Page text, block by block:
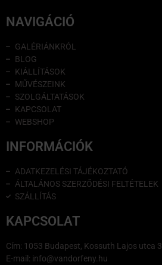
NAVIGÁCIÓ
GALÉRIÁNKRÓL
BLOG
KIÁLLÍTÁSOK
MŰVÉSZEINK
SZOLGÁLTATÁSOK
KAPCSOLAT
WEBSHOP
INFORMÁCIÓK
ADATKEZELÉSI TÁJÉKOZTATÓ
ÁLTALÁNOS SZERZŐDÉSI FELTÉTELEK
SZÁLLÍTÁS
KAPCSOLAT
Cím: 1053 Budapest, Kossuth Lajos utca 3.
E-mail: info@vandorfeny.hu